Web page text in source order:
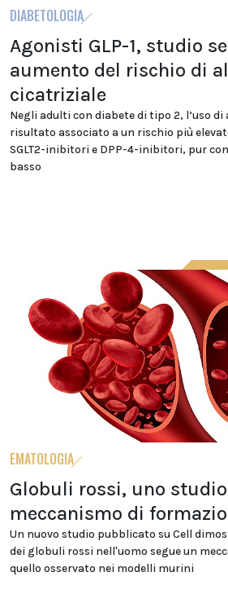
DIABETOLOGIA
Agonisti GLP-1, studio
aumento del rischio di
cicatriziale
Negli adulti con diabete di tipo 2, l’uso di
risultato associato a un rischio più
SGLT2-inibitori e DPP-4-inibitori, pur
basso
EMATOLOGIA
Globuli rossi, uno
meccanismo di
Un nuovo studio pubblicato su Cell
dei globuli rossi nell'uomo segue un
quello osservato nei modelli murini